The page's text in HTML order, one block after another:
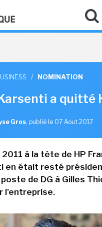
/ NOMINATION
a quitté
Gros, publié le 07 Aout 2017
à la tête de HP
en était resté
de DG à Gilles
l'entreprise.